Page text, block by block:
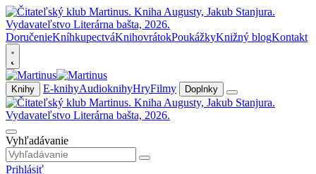
DoručenieKníhkupectváKnihovrátokPoukážkyKnižný blogKontakt
Knihy E-knihyAudioknihyHryFilmy Doplnky
Vyhľadávanie
Prihlásiť